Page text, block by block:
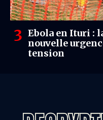
Ebola en Ituri :
nouvelle
tension